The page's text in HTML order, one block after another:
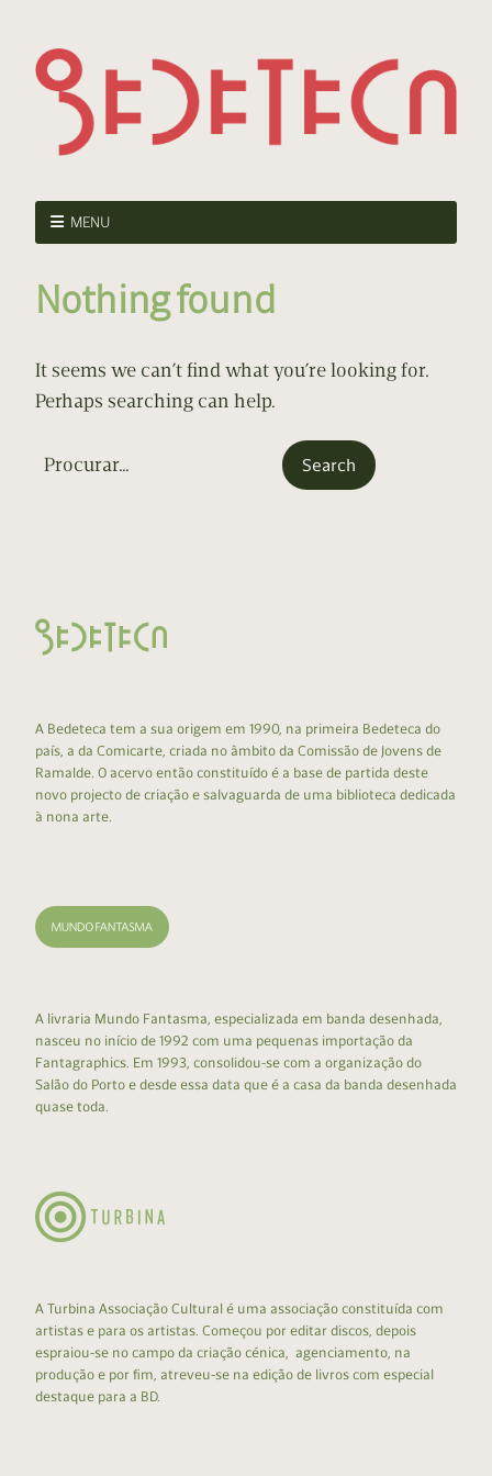
MENU
Nothing found
It seems we can’t find what you’re looking for.
Perhaps searching can help.
A Bedeteca tem a sua origem em 1990, na primeira Bedeteca do
país, a da Comicarte, criada no âmbito da Comissão de Jovens de
Ramalde. O acervo então constituído é a base de partida deste
novo projecto de criação e salvaguarda de uma biblioteca dedicada
à nona arte.
A livraria Mundo Fantasma, especializada em banda desenhada,
nasceu no início de 1992 com uma pequenas importação da
Fantagraphics. Em 1993, consolidou-se com a organização do
Salão do Porto e desde essa data que é a casa da banda desenhada
quase toda.
A Turbina Associação Cultural é uma associação constituída com
artistas e para os artistas. Começou por editar discos, depois
espraiou-se no campo da criação cénica, agenciamento, na
produção e por fim, atreveu-se na edição de livros com especial
destaque para a BD.